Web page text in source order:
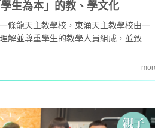
生為本」的教、學文化
條龍天主教學校，東涌天主教學校由一
解並尊重學生的教學人員組成，並致力
皆十分寶貴，亦必定有其天賦，有待發
學校相信，校園是學生獲得成功經驗的
政策及課外活動，讓學生在不同...